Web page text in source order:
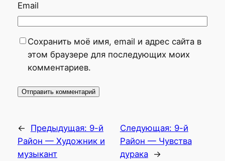
Email
Сохранить моё имя, email и адрес сайта в
этом браузере для последующих моих
комментариев.
← Предыдущая: 9-й
Район — Художник и
музыкант
Следующая: 9-й
Район — Чувства
дурака
→